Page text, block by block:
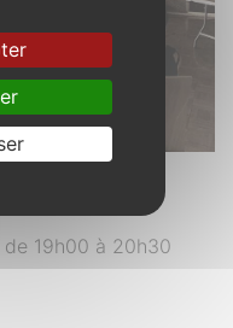
19h00 à 20h30